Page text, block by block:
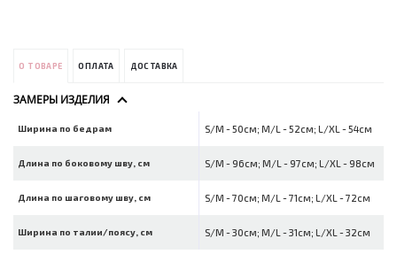
О ТОВАРЕ ОПЛАТА ДОСТАВКА
ЗАМЕРЫ ИЗДЕЛИЯ
Ширина по бедрам S/M - 50см; M/L - 52см; L/XL - 54см
Длина по боковому шву, см S/M - 96см; M/L - 97см; L/XL - 98см
Длина по шаговому шву, см S/M - 70см; M/L - 71см; L/XL - 72см
Ширина по талии/поясу, см S/M - 30см; M/L - 31см; L/XL - 32см